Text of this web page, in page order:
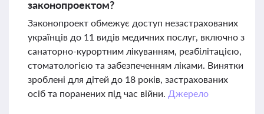
законопроектом?
Законопроект обмежує доступ незастрахованих
українців до 11 видів медичних послуг, включно з
санаторно-курортним лікуванням, реабілітацією,
стоматологією та забезпеченням ліками. Винятки
зроблені для дітей до 18 років, застрахованих
осіб та поранених під час війни. Джерело